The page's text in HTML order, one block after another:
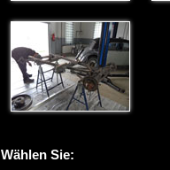
Wählen Sie: